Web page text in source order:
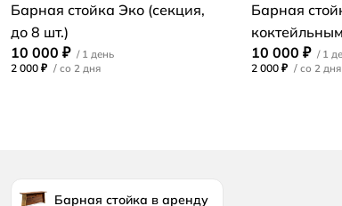
Барная стойка Эко (секция,
до 8 шт.)
10 000 ₽
2 000 ₽ /
Барная
10 000 ₽
2 000 ₽ /
Барная стойка в аренду